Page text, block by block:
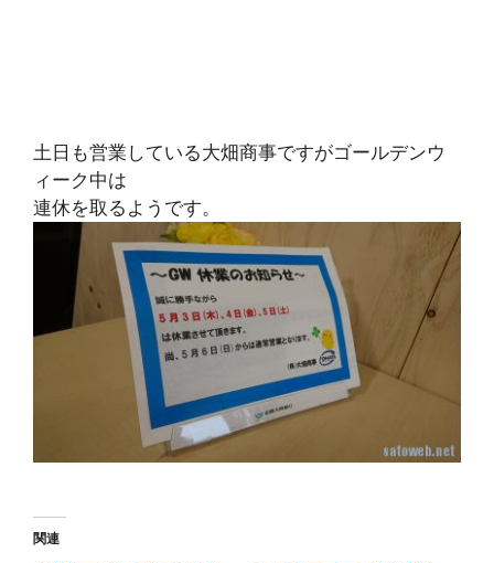
土日も営業している大畑商事ですがゴールデンウ
ィーク中は
連休を取るようです。
関連